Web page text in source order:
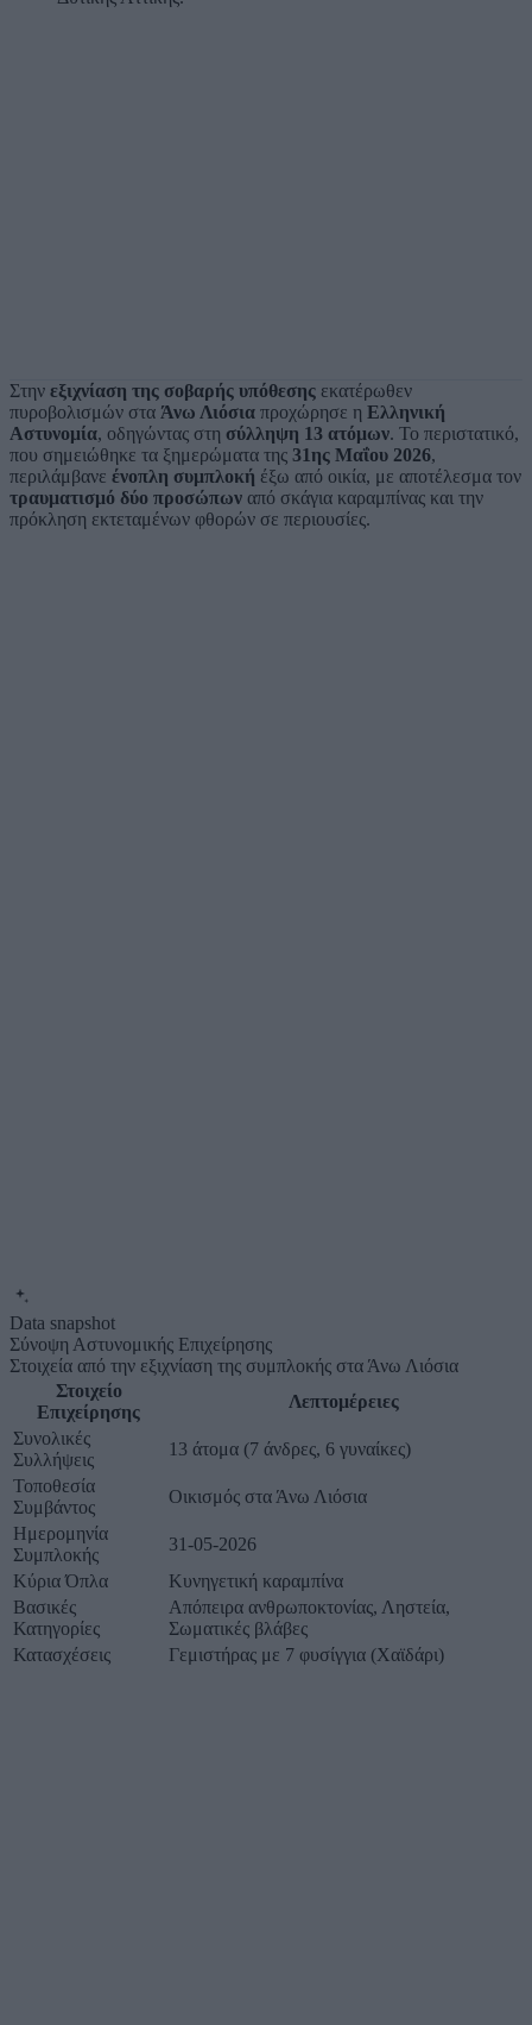
Στην εξιχνίαση της σοβαρής υπόθεσης εκατέρωθεν
πυροβολισμών στα Άνω Λιόσια προχώρησε η Ελληνική
Αστυνομία, οδηγώντας στη σύλληψη 13 ατόμων. Το περιστατικό,
που σημειώθηκε τα ξημερώματα της 31ης Μαΐου 2026,
περιλάμβανε ένοπλη συμπλοκή έξω από οικία, με αποτέλεσμα τον
τραυματισμό δύο προσώπων από σκάγια καραμπίνας και την
πρόκληση εκτεταμένων φθορών σε περιουσίες.
Data snapshot
Σύνοψη Αστυνομικής Επιχείρησης
Στοιχεία από την εξιχνίαση της συμπλοκής στα Άνω Λιόσια
Στοιχείο
Επιχείρησης
Λεπτομέρειες
Συνολικές
Συλλήψεις
13 άτομα (7 άνδρες, 6 γυναίκες)
Τοποθεσία
Συμβάντος
Οικισμός στα Άνω Λιόσια
Ημερομηνία
Συμπλοκής
31-05-2026
Κύρια Όπλα
Κυνηγετική καραμπίνα
Βασικές
Κατηγορίες
Απόπειρα ανθρωποκτονίας, Ληστεία,
Σωματικές βλάβες
Κατασχέσεις
Γεμιστήρας με 7 φυσίγγια (Χαϊδάρι)